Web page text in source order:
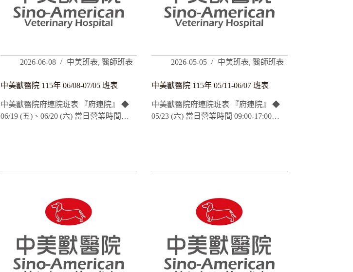
2026-06-08 中美班表, 醫師班表
中美獸醫院 115年 06/08-07/05 班表
中美獸醫院府連院班表 『府連院』 ◆
06/19 (五)、06/20 (六) 當日營業時間…
2026-05-05 中美班表, 醫師班表
中美獸醫院 115年 05/11-06/07 班表
中美獸醫院府連院班表 『府連院』 ◆
05/23 (六) 當日營業時間 09:00-17:00…